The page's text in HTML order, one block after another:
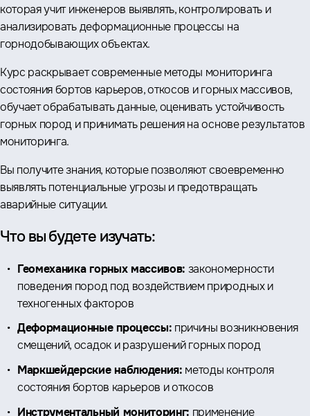
которая учит инженеров выявлять, контролировать и
анализировать деформационные процессы на
горнодобывающих объектах.
Курс раскрывает современные методы мониторинга
состояния бортов карьеров, откосов и горных массивов,
обучает обрабатывать данные, оценивать устойчивость
горных пород и принимать решения на основе результатов
мониторинга.
Вы получите знания, которые позволяют своевременно
выявлять потенциальные угрозы и предотвращать
аварийные ситуации.
Что вы будете изучать:
Геомеханика горных массивов: закономерности
поведения пород под воздействием природных и
техногенных факторов
Деформационные процессы: причины возникновения
смещений, осадок и разрушений горных пород
Маркшейдерские наблюдения: методы контроля
состояния бортов карьеров и откосов
Инструментальный мониторинг: применение